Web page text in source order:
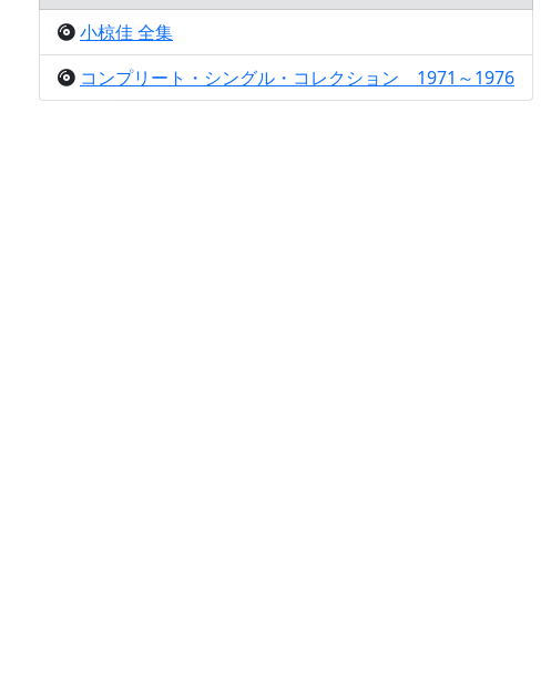
小椋佳 全集
コンプリート・シングル・コレクション 1971～1976